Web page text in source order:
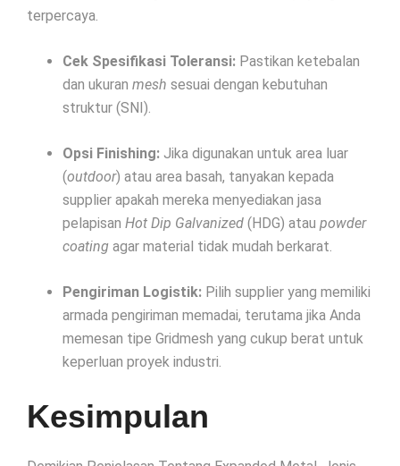
terpercaya.
Cek Spesifikasi Toleransi: Pastikan ketebalan
dan ukuran mesh sesuai dengan kebutuhan
struktur (SNI).
Opsi Finishing: Jika digunakan untuk area luar
(outdoor) atau area basah, tanyakan kepada
supplier apakah mereka menyediakan jasa
pelapisan Hot Dip Galvanized (HDG) atau powder
coating agar material tidak mudah berkarat.
Pengiriman Logistik: Pilih supplier yang memiliki
armada pengiriman memadai, terutama jika Anda
memesan tipe Gridmesh yang cukup berat untuk
keperluan proyek industri.
Kesimpulan